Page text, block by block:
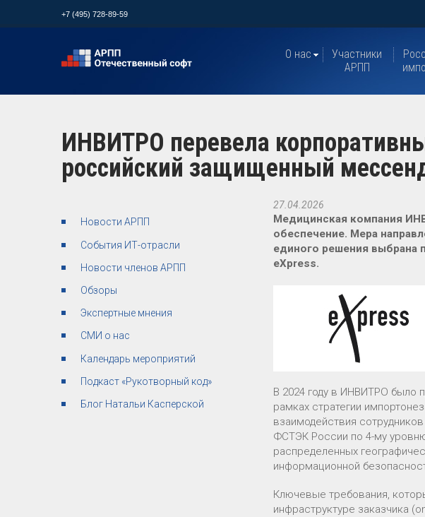
+7 (495) 728-89-59
О нас
Участники
АРПП
ИНВИТРО перевела
российский защищенный
Новости АРПП
События ИТ-отрасли
Новости членов АРПП
Обзоры
Экспертные мнения
СМИ о нас
Календарь мероприятий
Подкаст «Рукотворный код»
Блог Натальи Касперской
27.04.2026
Медицинская компания
обеспечение. Мера
единого решения выбрана
eXpress.
В 2024 году в ИНВИТРО было
рамках стратегии
взаимодействия
ФСТЭК России по 4-му
распределенных
информационной
Ключевые требования,
инфраструктуре заказчика